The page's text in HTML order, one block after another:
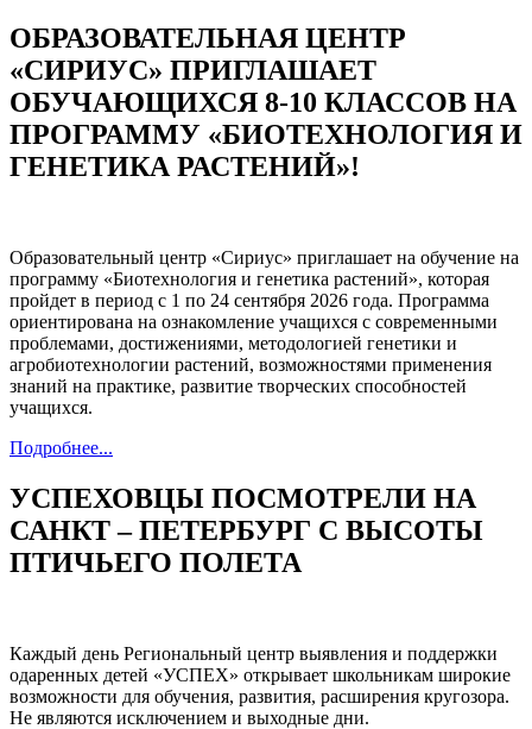
ОБРАЗОВАТЕЛЬНАЯ ЦЕНТР
«СИРИУС» ПРИГЛАШАЕТ
ОБУЧАЮЩИХСЯ 8-10 КЛАССОВ НА
ПРОГРАММУ «БИОТЕХНОЛОГИЯ И
ГЕНЕТИКА РАСТЕНИЙ»!
Образовательный центр «Сириус» приглашает на обучение на
программу «Биотехнология и генетика растений», которая
пройдет в период с 1 по 24 сентября 2026 года. Программа
ориентирована на ознакомление учащихся с современными
проблемами, достижениями, методологией генетики и
агробиотехнологии растений, возможностями применения
знаний на практике, развитие творческих способностей
учащихся.
Подробнее...
УСПЕХОВЦЫ ПОСМОТРЕЛИ НА
САНКТ – ПЕТЕРБУРГ С ВЫСОТЫ
ПТИЧЬЕГО ПОЛЕТА
Каждый день Региональный центр выявления и поддержки
одаренных детей «УСПЕХ» открывает школьникам широкие
возможности для обучения, развития, расширения кругозора.
Не являются исключением и выходные дни.